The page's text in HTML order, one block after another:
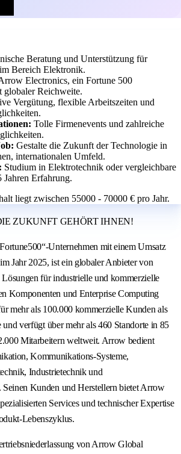
Beratung und Unterstützung für
Bereich Elektronik.
Electronics, ein Fortune 500
globaler Reichweite.
Vergütung, flexible Arbeitszeiten und
Tolle Firmenevents und zahlreiche
Gestalte die Zukunft der Technologie in
internationalen Umfeld.
Studium in Elektrotechnik oder vergleichbare
Erfahrung.
liegt zwischen 55000 - 70000 € pro Jahr.
ZUKUNFT GEHÖRT IHNEN!
Unternehmen mit einem Umsatz
Jahr 2025, ist ein globaler Anbieter von
für industrielle und kommerzielle
Komponenten und Enterprise Computing
mehr als 100.000 kommerzielle Kunden als
verfügt über mehr als 460 Standorte in 85
Mitarbeitern weltweit. Arrow bedient
Kommunikations-Systeme,
Industrietechnik und
Kunden und Herstellern bietet Arrow
Services und technischer Expertise
Lebenszyklus.
von Arrow Global